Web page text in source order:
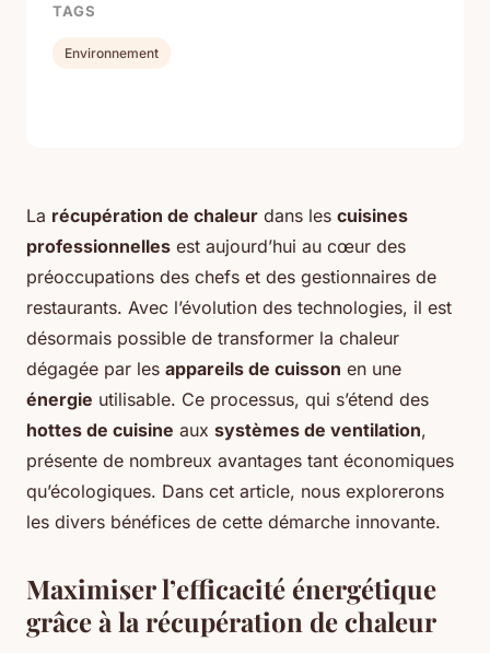
La récupération de chaleur dans les cuisines
professionnelles est aujourd’hui au cœur des
préoccupations des chefs et des gestionnaires de
restaurants. Avec l’évolution des technologies, il est
désormais possible de transformer la chaleur
dégagée par les appareils de cuisson en une
énergie utilisable. Ce processus, qui s’étend des
hottes de cuisine aux systèmes de ventilation,
présente de nombreux avantages tant économiques
qu’écologiques. Dans cet article, nous explorerons
les divers bénéfices de cette démarche innovante.
Maximiser l’efficacité énergétique
grâce à la récupération de chaleur
TAGS
Environnement